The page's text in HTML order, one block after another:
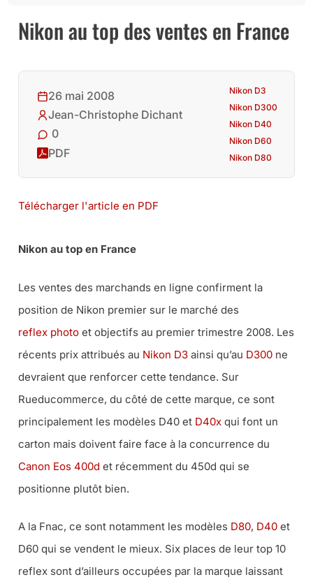
Nikon au top des ventes en France
26 mai 2008
Jean-Christophe Dichant
0
PDF
Nikon D3
Nikon D300
Nikon D40
Nikon D60
Nikon D80
Télécharger l'article en PDF
Nikon au top en France
Les ventes des marchands en ligne confirment la
position de Nikon premier sur le marché des
reflex photo et objectifs au premier trimestre 2008. Les
récents prix attribués au Nikon D3 ainsi qu’au D300 ne
devraient que renforcer cette tendance. Sur
Rueducommerce, du côté de cette marque, ce sont
principalement les modèles D40 et D40x qui font un
carton mais doivent faire face à la concurrence du
Canon Eos 400d et récemment du 450d qui se
positionne plutôt bien.
A la Fnac, ce sont notamment les modèles D80, D40 et
D60 qui se vendent le mieux. Six places de leur top 10
reflex sont d’ailleurs occupées par la marque laissant